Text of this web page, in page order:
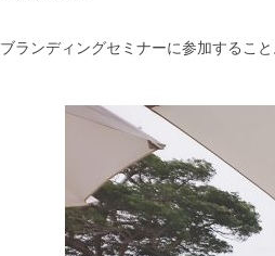
ブランディングセミナーに参加すること